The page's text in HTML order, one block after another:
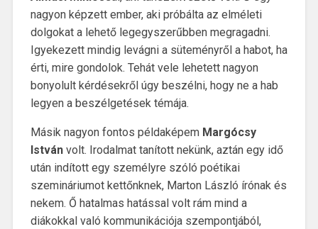
nagyon képzett ember, aki próbálta az elméleti
dolgokat a lehető legegyszerűbben megragadni.
Igyekezett mindig levágni a süteményről a habot, ha
érti, mire gondolok. Tehát vele lehetett nagyon
bonyolult kérdésekről úgy beszélni, hogy ne a hab
legyen a beszélgetések témája.
Másik nagyon fontos példaképem Margócsy
Istvánvolt. Irodalmat tanított nekünk, aztán egy idő
után indított egy személyre szóló poétikai
szemináriumot kettőnknek, Marton László írónak és
nekem. Ő hatalmas hatással volt rám mind a
diákokkal való kommunikációja szempontjából,